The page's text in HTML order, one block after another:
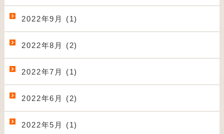
2022年9月 (1)
2022年8月 (2)
2022年7月 (1)
2022年6月 (2)
2022年5月 (1)